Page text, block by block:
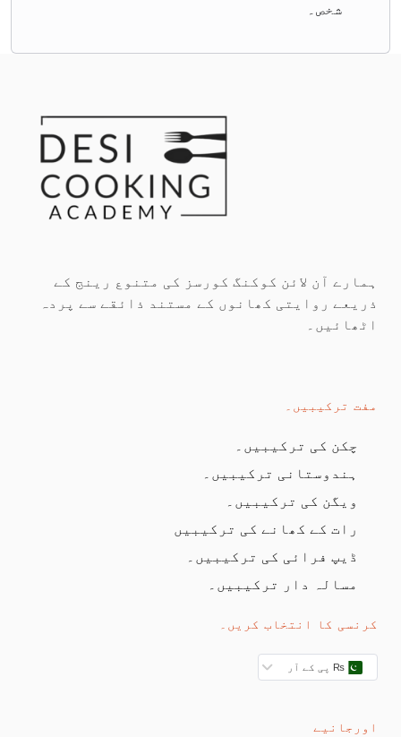
شخص۔
ہمارے آن لائن کوکنگ کورسز کی متنوع رینج کے
ذریعے روایتی کھانوں کے مستند ذائقے سے پردہ
اٹھائیں۔
مفت ترکیبیں۔
چکن کی ترکیبیں۔
ہندوستانی ترکیبیں۔
ویگن کی ترکیبیں۔
رات کے کھانے کی ترکیبیں
ڈیپ فرائی کی ترکیبیں۔
مسالہ دار ترکیبیں۔
کرنسی کا انتخاب کریں۔
₨ پی کے آر
اورجانیے